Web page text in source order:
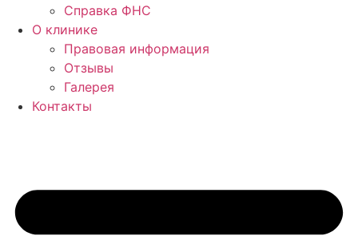
Справка ФНС
О клинике
Правовая информация
Отзывы
Галерея
Контакты